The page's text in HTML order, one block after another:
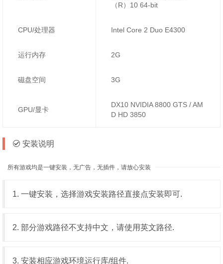
（R）10 64-bit
CPU/处理器 Intel Core 2 Duo E4300
运行内存 2G
磁盘空间 3G
GPU/显卡
DX10 NVIDIA 8800 GTS / AM
D HD 3850
安装说明
所有游戏均是一键安装，无广告，无插件，请放心安装
1. 一键安装，选择游戏安装路径直接点安装即可.
2. 部分游戏路径不支持中文，请使用英文路径.
3. 安装相应游戏环境运行库/组件.